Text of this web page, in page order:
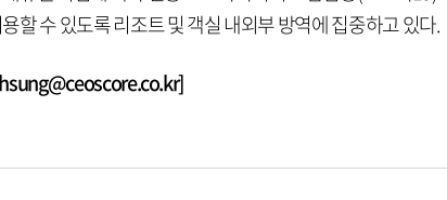
할 수 있도록 리조트 및 객실 내외부 방역에 집중하고 있다.